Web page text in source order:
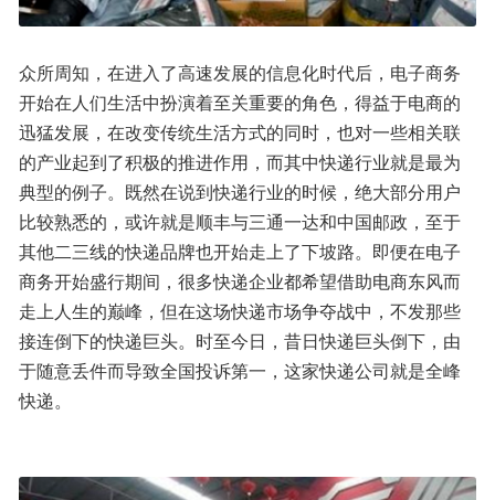
众所周知，在进入了高速发展的信息化时代后，电子商务
开始在人们生活中扮演着至关重要的角色，得益于电商的
迅猛发展，在改变传统生活方式的同时，也对一些相关联
的产业起到了积极的推进作用，而其中快递行业就是最为
典型的例子。既然在说到快递行业的时候，绝大部分用户
比较熟悉的，或许就是顺丰与三通一达和中国邮政，至于
其他二三线的快递品牌也开始走上了下坡路。即便在电子
商务开始盛行期间，很多快递企业都希望借助电商东风而
走上人生的巅峰，但在这场快递市场争夺战中，不发那些
接连倒下的快递巨头。时至今日，昔日快递巨头倒下，由
于随意丢件而导致全国投诉第一，这家快递公司就是全峰
快递。